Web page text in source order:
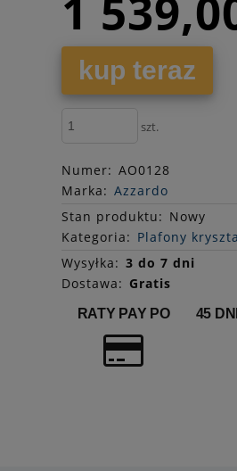
kup teraz
szt.
Numer: AO0128
Marka: Azzardo
Stan produktu: Nowy
Kategoria: Plafony
Wysyłka: 3 do 7 dni
Dostawa: Gratis
RATY PAY PO 45